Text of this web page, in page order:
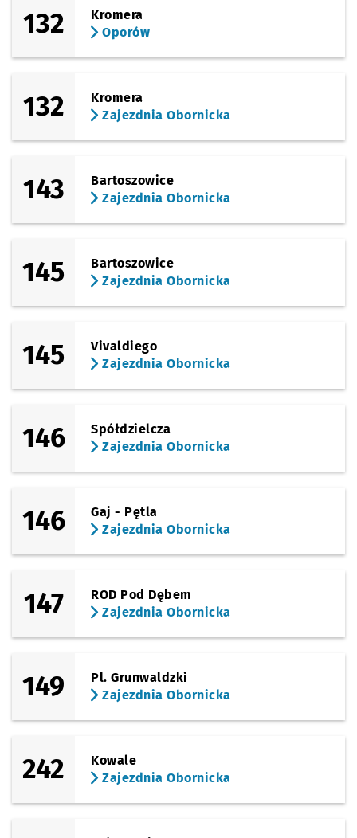
132
Kromera
Oporów
132
Kromera
Zajezdnia Obornicka
143
Bartoszowice
Zajezdnia Obornicka
145
Bartoszowice
Zajezdnia Obornicka
145
Vivaldiego
Zajezdnia Obornicka
146
Spółdzielcza
Zajezdnia Obornicka
146
Gaj - Pętla
Zajezdnia Obornicka
147
ROD Pod Dębem
Zajezdnia Obornicka
149
Pl. Grunwaldzki
Zajezdnia Obornicka
242
Kowale
Zajezdnia Obornicka